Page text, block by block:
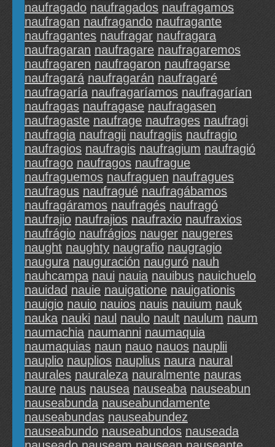
naufragado naufragados naufragamos
naufragan naufragando naufragante
naufragantes naufragar naufragara
naufragaran naufragare naufragaremos
naufragaren naufragaron naufragarse
naufragará naufragarán naufragaré
naufragaría naufragaríamos naufragarían
naufragas naufragase naufragasen
naufragaste naufrage naufrages naufragi
naufragia naufragii naufragiis naufragio
naufragios naufragis naufragium naufragió
naufrago naufragos naufrague
naufraguemos naufraguen naufragues
naufragus naufragué naufragábamos
naufragáramos naufragés naufragó
naufrajio naufrajios naufraxio naufraxios
naufrágio naufrágios nauger naugeres
naught naughty naugrafio naugragio
naugura nauguración nauguró nauh
nauhcampa naui nauia nauibus nauichuelo
nauidad nauie nauigatione nauigationis
nauigio nauio nauios nauis nauium nauk
nauka nauki naul naulo nault naulum naum
naumachia naumanni naumaquia
naumaquias naun nauo nauos nauplii
nauplio nauplios nauplius naura naural
naurales nauraleza nauralmente nauras
naure naus nausea nauseaba nauseabun
nauseabunda nauseabundamente
nauseabundas nauseabundez
nauseabundo nauseabundos nauseada